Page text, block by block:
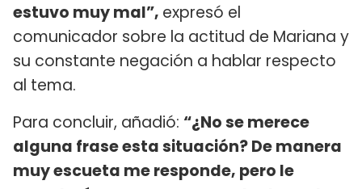
estuvo muy mal”, expresó el
comunicador sobre la actitud de Mariana y
su constante negación a hablar respecto
al tema.
Para concluir, añadió: “¿No se merece
alguna frase esta situación? De manera
muy escueta me responde, pero le